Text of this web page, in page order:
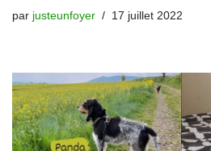
par justeunfoyer 17 juillet 2022